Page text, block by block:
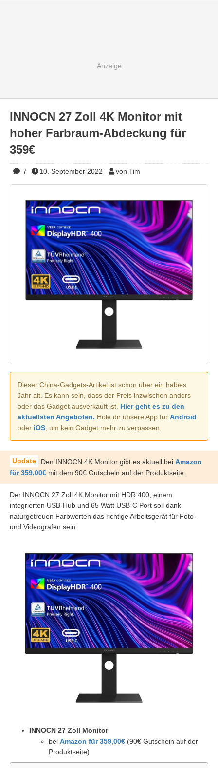
INNOCN 27 Zoll 4K Monitor mit
hoher Farbraum-Abdeckung für
359€
7 10. September 2022 von Tim
Dieser China-Gadgets-Artikel ist schon über ein halbes
Jahr alt. Es kann sein, dass der Preis inzwischen anders
oder das Gadget ausverkauft ist. Hier geht es zu den
aktuellsten Angeboten. Hole dir unsere App für Android
oder iOS, um kein Gadget mehr zu verpassen.
Den INNOCN 4K Monitor gibt es aktuell bei Amazon
für 359,00€ mit dem 90€ Gutschein auf der Produktseite.
Der INNOCN 27 Zoll 4K Monitor mit HDR 400, einem
integrierten USB-Hub und 65 Watt USB-C Port soll dank
naturgetreuen Farbwerten das richtige Arbeitsgerät für Foto-
und Videografen sein.
INNOCN 27 Zoll Monitor
bei Amazon für 359,00€ (90€ Gutschein auf der
Produktseite)